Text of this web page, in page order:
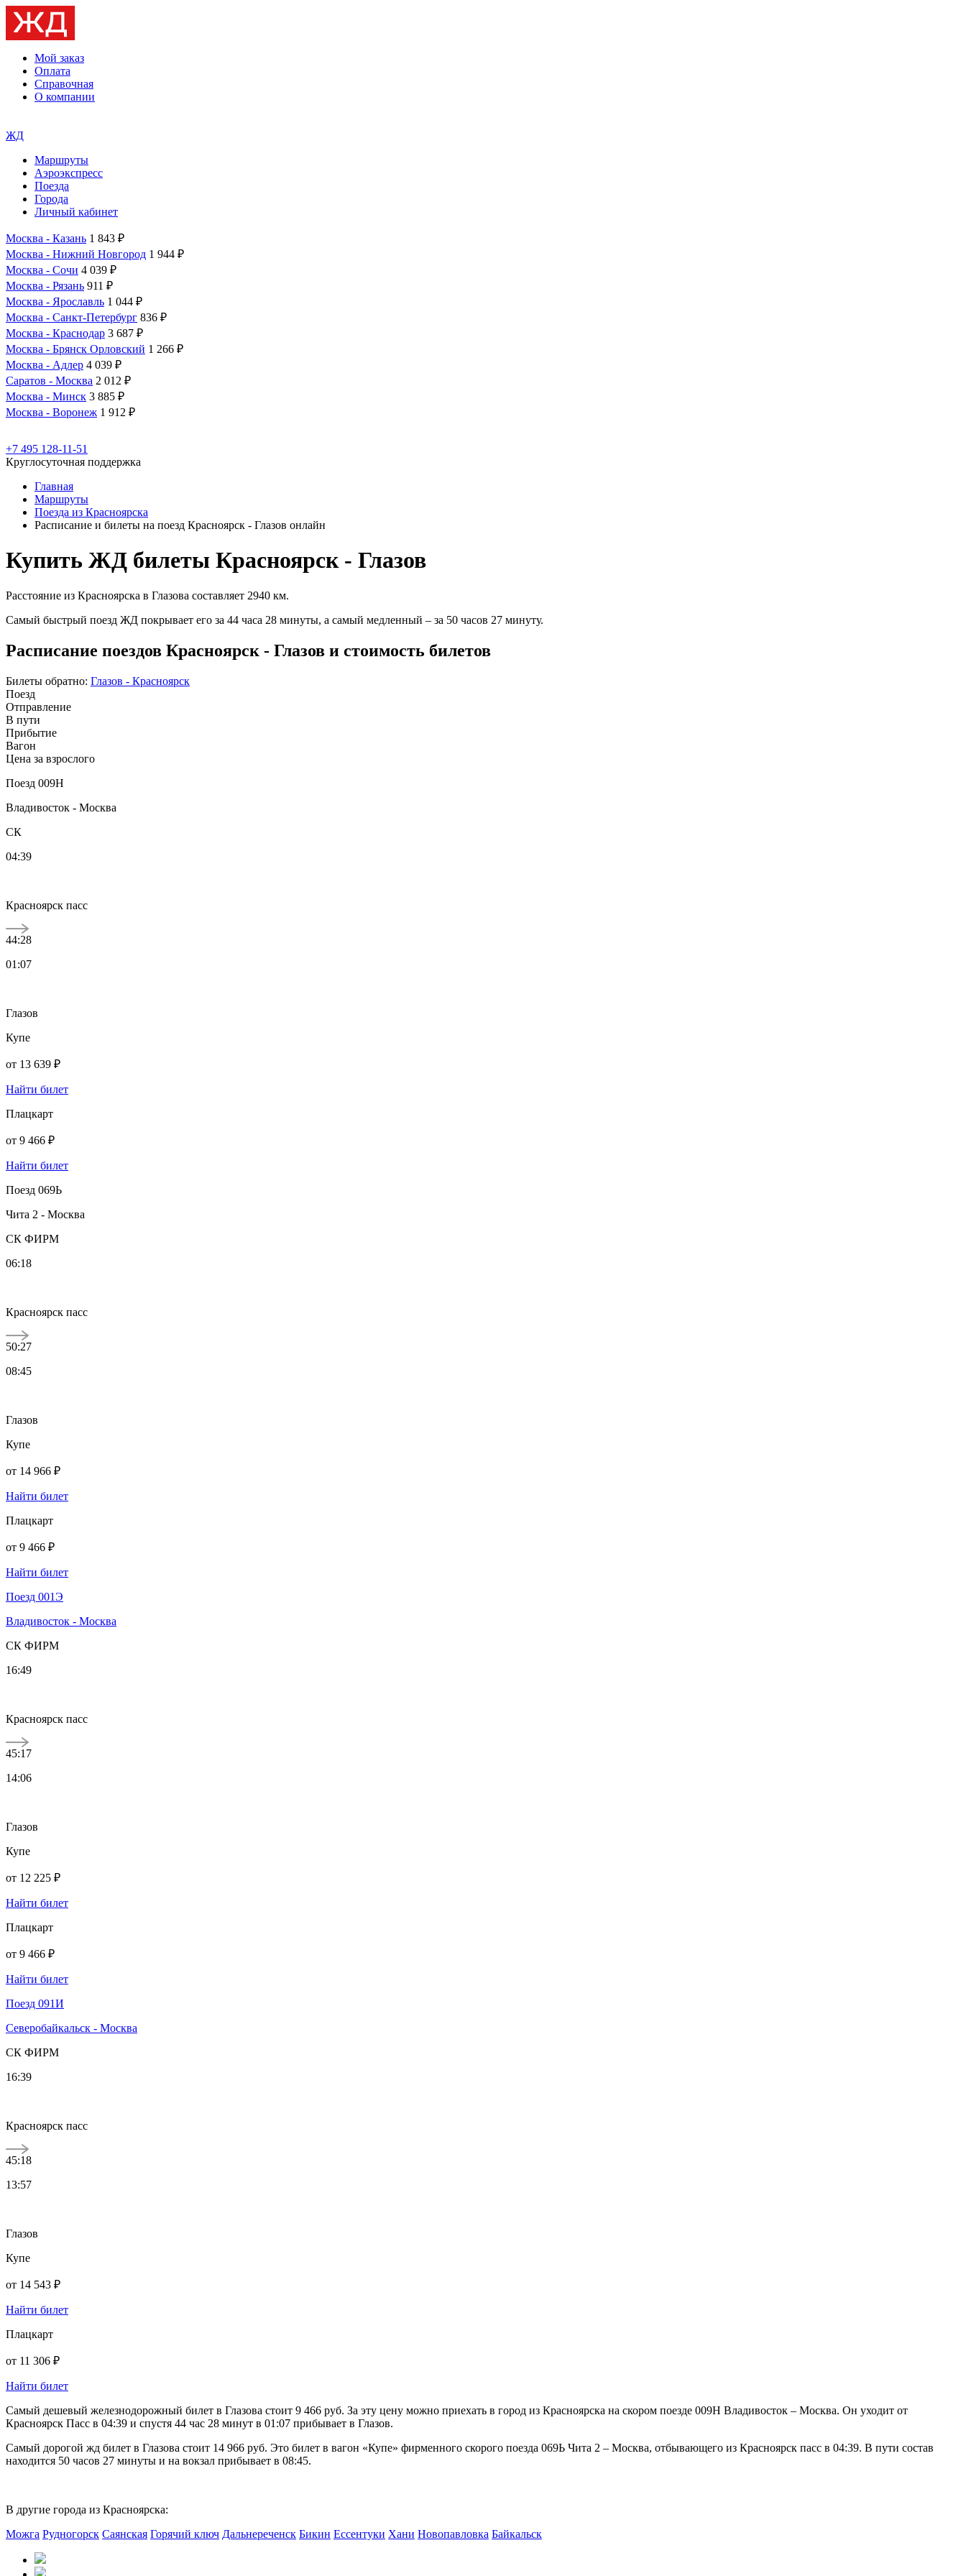
Мой заказ
Оплата
Справочная
О компании
ЖД
Маршруты
Аэроэкспресс
Поезда
Города
Личный кабинет
Москва - Казань 1 843 ₽
Москва - Нижний Новгород 1 944 ₽
Москва - Сочи 4 039 ₽
Москва - Рязань 911 ₽
Москва - Ярославль 1 044 ₽
Москва - Санкт-Петербург 836 ₽
Москва - Краснодар 3 687 ₽
Москва - Брянск Орловский 1 266 ₽
Москва - Адлер 4 039 ₽
Саратов - Москва 2 012 ₽
Москва - Минск 3 885 ₽
Москва - Воронеж 1 912 ₽
+7 495 128-11-51
Круглосуточная поддержка
Главная
Маршруты
Поезда из Красноярска
Расписание и билеты на поезд Красноярск - Глазов онлайн
Купить ЖД билеты Красноярск - Глазов
Расстояние из Красноярска в Глазова составляет 2940 км.
Самый быстрый поезд ЖД покрывает его за 44 часа 28 минуты, а самый медленный – за 50 часов 27 минуту.
Расписание поездов Красноярск - Глазов и стоимость билетов
Билеты обратно: Глазов - Красноярск
Поезд
Отправление
В пути
Прибытие
Вагон
Цена за взрослого
Поезд 009Н
Владивосток - Москва
СК
04:39
Красноярск пасс
44:28
01:07
Глазов
Купе
от 13 639 ₽
Найти билет
Плацкарт
от 9 466 ₽
Найти билет
Поезд 069Ь
Чита 2 - Москва
СК ФИРМ
06:18
Красноярск пасс
50:27
08:45
Глазов
Купе
от 14 966 ₽
Найти билет
Плацкарт
от 9 466 ₽
Найти билет
Поезд 001Э
Владивосток - Москва
СК ФИРМ
16:49
Красноярск пасс
45:17
14:06
Глазов
Купе
от 12 225 ₽
Найти билет
Плацкарт
от 9 466 ₽
Найти билет
Поезд 091И
Северобайкальск - Москва
СК ФИРМ
16:39
Красноярск пасс
45:18
13:57
Глазов
Купе
от 14 543 ₽
Найти билет
Плацкарт
от 11 306 ₽
Найти билет
Самый дешевый железнодорожный билет в Глазова стоит 9 466 руб. За эту цену можно приехать в город из Красноярска на скором поезде 009Н Владивосток – Москва. Он уходит от
Красноярск Пасс в 04:39 и спустя 44 час 28 минут в 01:07 прибывает в Глазов.
Самый дорогой жд билет в Глазова стоит 14 966 руб. Это билет в вагон «Купе» фирменного скорого поезда 069Ь Чита 2 – Москва, отбывающего из Красноярск пасс в 04:39. В пути состав
находится 50 часов 27 минуты и на вокзал прибывает в 08:45.
В другие города из Красноярска:
Можга Рудногорск Саянская Горячий ключ Дальнереченск Бикин Ессентуки Хани Новопавловка Байкальск